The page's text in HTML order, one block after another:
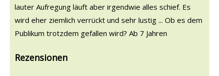
lauter Aufregung läuft aber irgendwie alles schief. Es
wird eher ziemlich verrückt und sehr lustig ... Ob es dem
Publikum trotzdem gefallen wird? Ab 7 Jahren
Rezensionen